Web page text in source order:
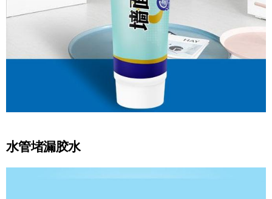
水管堵漏胶水